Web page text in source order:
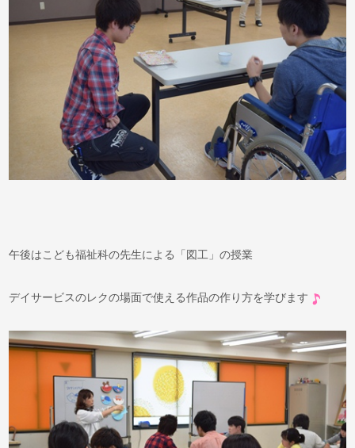
午後はこども福祉科の先生による「図工」の授業
デイサービスのレクの場面で使える作品の作り方を学びます